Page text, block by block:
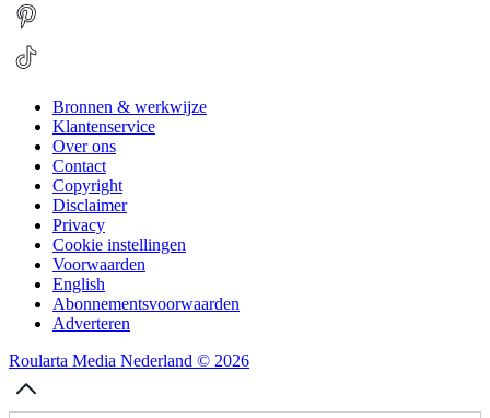
Bronnen & werkwijze
Klantenservice
Over ons
Contact
Copyright
Disclaimer
Privacy
Cookie instellingen
Voorwaarden
English
Abonnementsvoorwaarden
Adverteren
Roularta Media Nederland © 2026